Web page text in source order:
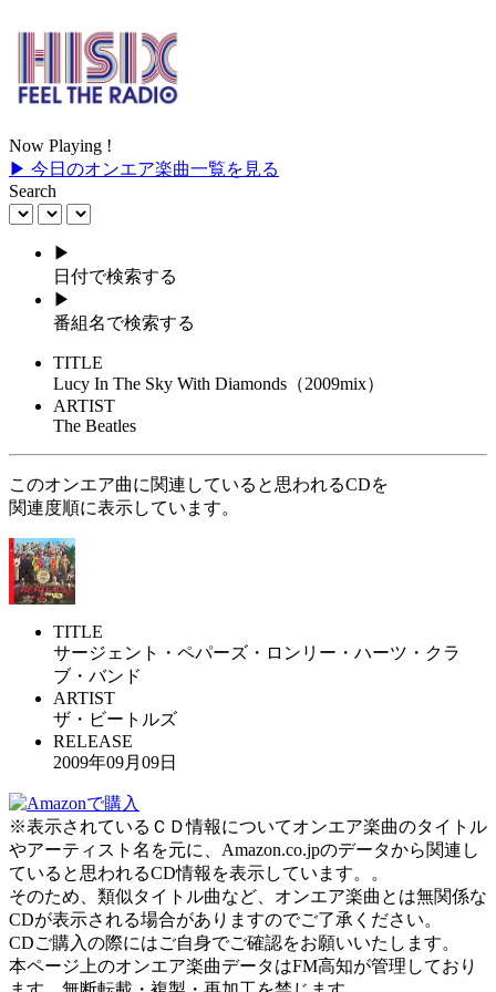
Now Playing !
▶ 今日のオンエア楽曲一覧を見る
Search
▶
日付で検索する
▶
番組名で検索する
TITLE
Lucy In The Sky With Diamonds（2009mix）
ARTIST
The Beatles
このオンエア曲に関連していると思われるCDを
関連度順に表示しています。
TITLE
サージェント・ペパーズ・ロンリー・ハーツ・クラ
ブ・バンド
ARTIST
ザ・ビートルズ
RELEASE
2009年09月09日
※表示されているＣＤ情報についてオンエア楽曲のタイトル
やアーティスト名を元に、Amazon.co.jpのデータから関連し
ていると思われるCD情報を表示しています。。
そのため、類似タイトル曲など、オンエア楽曲とは無関係な
CDが表示される場合がありますのでご了承ください。
CDご購入の際にはご自身でご確認をお願いいたします。
本ページ上のオンエア楽曲データはFM高知が管理しており